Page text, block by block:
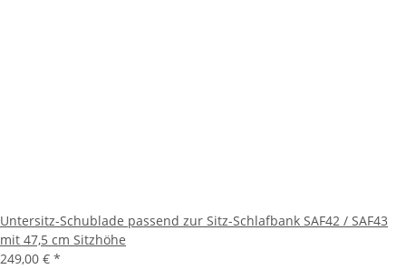
Untersitz-Schublade passend zur Sitz-Schlafbank SAF42 / SAF43
mit 47,5 cm Sitzhöhe
249,00 € *